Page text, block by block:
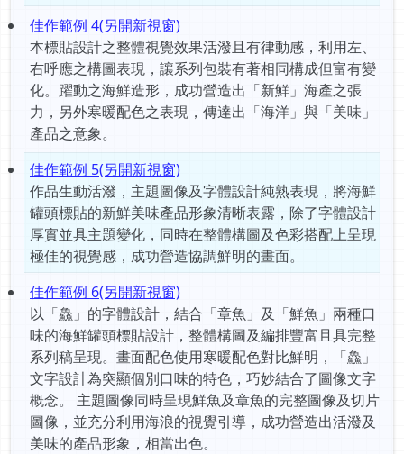
佳作範例 4(另開新視窗)
本標貼設計之整體視覺效果活潑且有律動感，利用左、
右呼應之構圖表現，讓系列包裝有著相同構成但富有變
化。躍動之海鮮造形，成功營造出「新鮮」海產之張
力，另外寒暖配色之表現，傳達出「海洋」與「美味」
產品之意象。
佳作範例 5(另開新視窗)
作品生動活潑，主題圖像及字體設計純熟表現，將海鮮
罐頭標貼的新鮮美味產品形象清晰表露，除了字體設計
厚實並具主題變化，同時在整體構圖及色彩搭配上呈現
極佳的視覺感，成功營造協調鮮明的畫面。
佳作範例 6(另開新視窗)
以「鱻」的字體設計，結合「章魚」及「鮮魚」兩種口
味的海鮮罐頭標貼設計，整體構圖及編排豐富且具完整
系列稿呈現。畫面配色使用寒暖配色對比鮮明，「鱻」
文字設計為突顯個別口味的特色，巧妙結合了圖像文字
概念。 主題圖像同時呈現鮮魚及章魚的完整圖像及切片
圖像，並充分利用海浪的視覺引導，成功營造出活潑及
美味的產品形象，相當出色。